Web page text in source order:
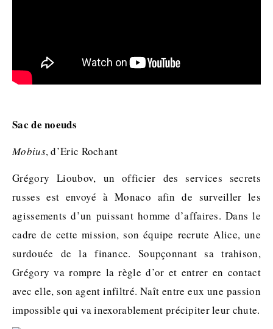
Sac de noeuds
Mobius, d’Eric Rochant
Grégory Lioubov, un officier des services secrets
russes est envoyé à Monaco afin de surveiller les
agissements d’un puissant homme d’affaires. Dans le
cadre de cette mission, son équipe recrute Alice, une
surdouée de la finance. Soupçonnant sa trahison,
Grégory va rompre la règle d’or et entrer en contact
avec elle, son agent infiltré. Naît entre eux une passion
impossible qui va inexorablement précipiter leur chute.